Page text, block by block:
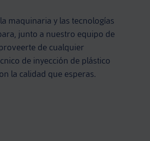
maquinaria y las tecnologías
junto a nuestro equipo de
de cualquier
de inyección de plástico
la calidad que esperas.